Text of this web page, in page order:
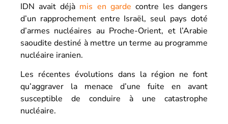
IDN avait déjà mis en garde contre les dangers
d’un rapprochement entre Israël, seul pays doté
d’armes nucléaires au Proche-Orient, et l’Arabie
saoudite destiné à mettre un terme au programme
nucléaire iranien.
Les récentes évolutions dans la région ne font
qu’aggraver la menace d’une fuite en avant
susceptible de conduire à une catastrophe
nucléaire.